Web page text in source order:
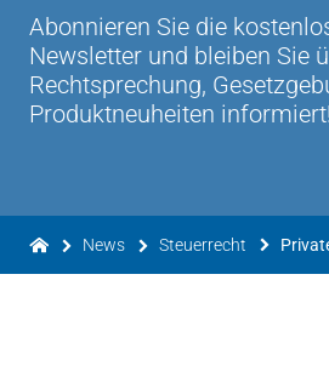
Abonnieren Sie die
Newsletter und bleiben Sie
Rechtsprechung,
Produktneuheiten informiert!
News Steuerrecht